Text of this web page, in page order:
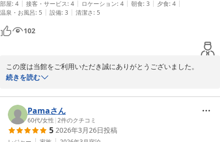
部屋: 4 | 接客・サービス: 4 | ロケーション: 4 | 朝食: 3 | 夕食: 4 |
温泉・お風呂: 5 | 設備: 3 | 清潔さ: 5
102
この度は当館をご利用いただき誠にありがとうございました。
豊かな自然に囲まれたこの場所から、三瓶の魅力を存分に感じてい
ただけず、私共も残念な思いですが、ぜひ次回は、満天の星空の下
で露天風呂を満喫しにいらしてくださいね。
またのご利用お待ちしております。
三瓶温泉 国民宿舎さんべ荘
続きを読む
Pamaさん
60代/女性 |2件のクチコミ
5 2026年3月26日投稿